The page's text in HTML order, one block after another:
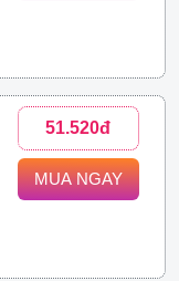
51.520đ
MUA NGAY